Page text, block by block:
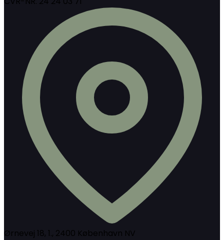
Ørnevej 18, 1., 2400 København NV